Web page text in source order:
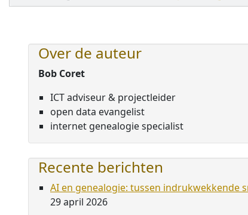
Over de auteur
Bob Coret
ICT adviseur & projectleider
open data evangelist
internet genealogie specialist
Recente berichten
AI en genealogie: tussen indrukwekkende
29 april 2026